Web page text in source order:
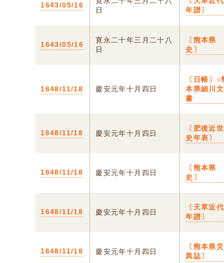
1643/05/16
日
年譜〕
1643/05/16
寛永二十年三月二十八
日
〔熊本県
史〕
1648/11/18 慶安元年十月四日
〔日帳〕○
本県細川文
書
1648/11/18 慶安元年十月四日
〔肥後近世
史年表〕
1648/11/18 慶安元年十月四日
〔熊本県
史〕
1648/11/18 慶安元年十月四日
〔天草近代
年譜〕
1648/11/18 慶安元年十月四日
〔熊本県災
異誌〕